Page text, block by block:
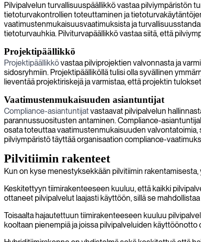
Pilvipalvelun turvallisuuspäällikkö vastaa pilviympäristön
tietoturvakontrollien toteuttaminen ja
vaatimustenmukaisuusvaatimuksista ja
tietoturvauhkia. Pilviturvapäällikkö vastaa siitä, että
Projektipäällikkö
Projektipäällikkövastaa pilviprojektien valvonnasta ja
sidosryhmiin. Projektipäälliköllä tulisi olla syvällinen
lieventää projektiriskejä ja varmistaa, että projektin
Vaatimustenmukaisuuden asiantuntijat
Compliance-asiantuntijatvastaavat pilvipalvelun
parannussuositusten antaminen. Compliance-
osata toteuttaa vaatimustenmukaisuuden
pilviympäristö täyttää organisaation compliance-
Pilvitiimin rakenteet
Kun on kyse menestyksekkään pilvitiimin
Keskitettyyn tiimirakenteeseen kuuluu, että kaikki
ottaneet pilvipalvelut laajasti käyttöön, sillä se
Toisaalta hajautettuun tiimirakenteeseen kuuluu
kooltaan pienempiä ja joissa pilvipalveluiden